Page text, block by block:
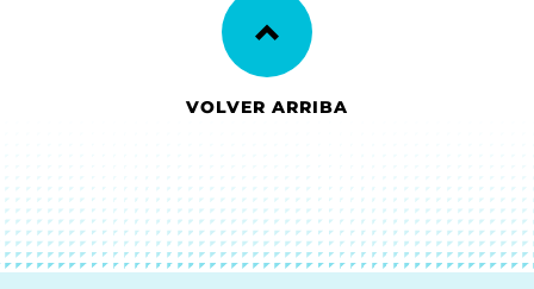
VOLVER ARRIBA